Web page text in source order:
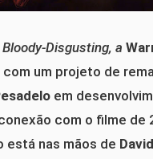
Bloody-Disgusting, a
um projeto de
em
com o filme de
nas mãos de